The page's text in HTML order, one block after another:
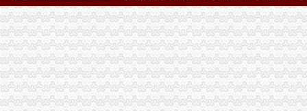
常州内资公司注册：广发-商标注册、公司注册、转让、注销、验资、
江苏常州市工业地产市场调研全面报告-MBA智库文档
【常州武进区咨询服务企业名录】_第9页_顺企网
礼嘉办税务登记证
重庆市工作报告-咸市工作报告_书业网
www.45r.com_www.r5229.com_www.u3014.com：高端室内设计师培
瑞杰塑料2014年年度报告
51La